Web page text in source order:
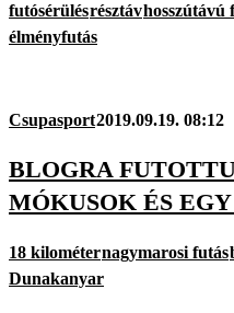
futósérülésrésztávhosszútávú
élményfutás
Csupasport2019.09.19. 08:12
BLOGRA
MÓKUSOK ÉS
18 kilométernagymarosi futás
Dunakanyar